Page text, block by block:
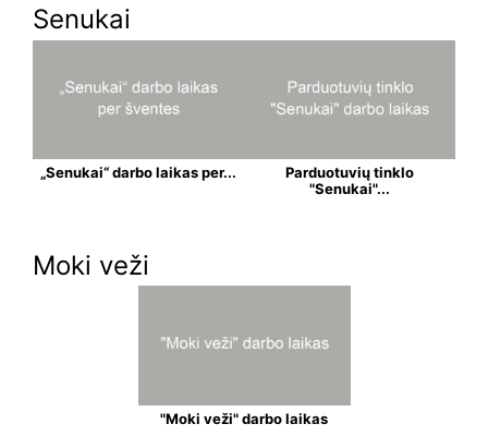
Senukai
„Senukai“ darbo laikas per...
Parduotuvių tinklo
"Senukai"...
Moki veži
"Moki veži" darbo laikas